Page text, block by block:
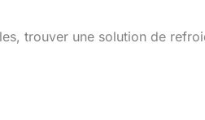
trouver une solution de